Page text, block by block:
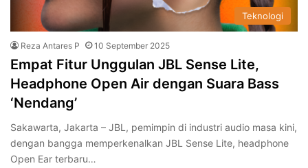
Teknologi
Reza Antares P 10 September 2025
Empat Fitur Unggulan JBL Sense Lite,
Headphone Open Air dengan Suara Bass
‘Nendang’
Sakawarta, Jakarta – JBL, pemimpin di industri audio masa kini,
dengan bangga memperkenalkan JBL Sense Lite, headphone
Open Ear terbaru…